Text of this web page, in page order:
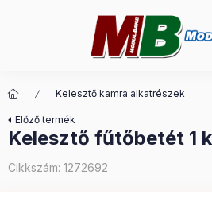
Kelesztő kamra alkatrészek
Előző termék
Kelesztő fűtőbetét 1
Cikkszám: 1272692